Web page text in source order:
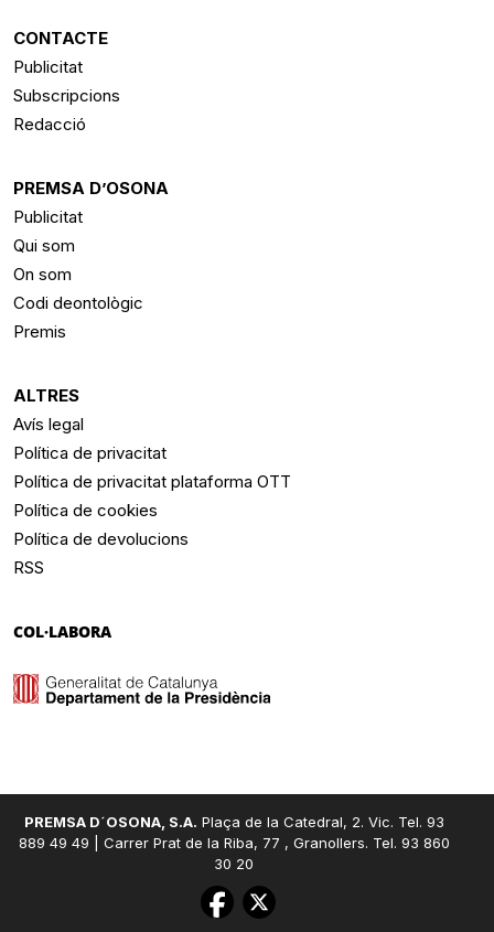
CONTACTE
Publicitat
Subscripcions
Redacció
PREMSA D’OSONA
Publicitat
Qui som
On som
Codi deontològic
Premis
ALTRES
Avís legal
Política de privacitat
Política de privacitat plataforma OTT
Política de cookies
Política de devolucions
RSS
COL·LABORA
PREMSA D´OSONA, S.A. Plaça de la Catedral, 2. Vic. Tel. 93
889 49 49 | Carrer Prat de la Riba, 77 , Granollers. Tel. 93 860
30 20